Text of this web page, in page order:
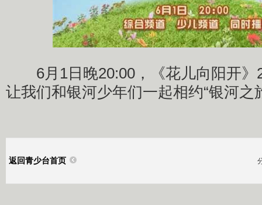
6月1日晚20:00，《花儿向阳开》
让我们和银河少年们一起相约“银河之
返回青少台首页